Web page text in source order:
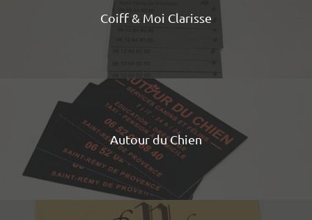
Coiff & Moi Clarisse
Autour du Chien